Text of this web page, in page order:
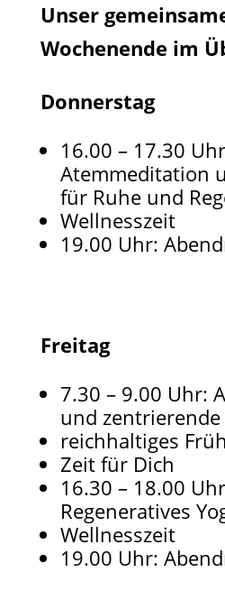
Unser
Wochenende im
Donnerstag
16.00 – 17.30
Atemmeditation
für Ruhe und
Wellnesszeit
19.00 Uhr:
Freitag
7.30 – 9.00 Uhr:
und zentrierende
reichhaltiges
Zeit für Dich
16.30 – 18.00
Regeneratives
Wellnesszeit
19.00 Uhr: